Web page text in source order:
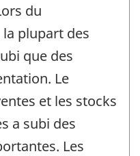
du
plupart des
que des
Le
et les stocks
a subi des
Les